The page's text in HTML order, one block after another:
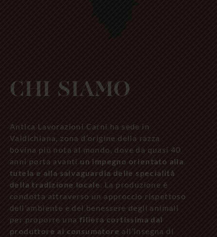
CHI SIAMO
Antica Lavorazioni Carni ha sede in
Valdichiana, zona d’origine della razza
bovina più nota al mondo, dove da quasi 40
anni porta avanti un impegno orientato alla
tutela e alla salvaguardia delle specialità
della tradizione locale. La produzione è
condotta attraverso un approccio rispettoso
dell’ambiente e del benessere degli animali
per proporre una filiera cortissima dal
produttore al consumatore all’insegna di